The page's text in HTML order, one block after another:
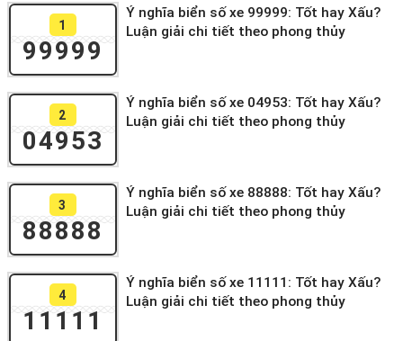
1
99999
Ý nghĩa biển số xe 99999: Tốt hay Xấu?
Luận giải chi tiết theo phong thủy
2
04953
Ý nghĩa biển số xe 04953: Tốt hay Xấu?
Luận giải chi tiết theo phong thủy
3
88888
Ý nghĩa biển số xe 88888: Tốt hay Xấu?
Luận giải chi tiết theo phong thủy
4
11111
Ý nghĩa biển số xe 11111: Tốt hay Xấu?
Luận giải chi tiết theo phong thủy